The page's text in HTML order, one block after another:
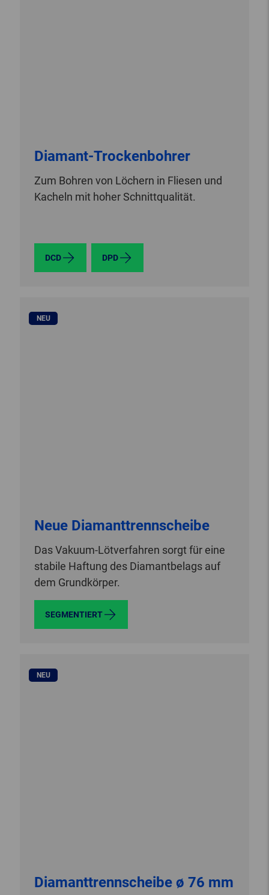
Diamant-Trockenbohrer
Zum Bohren von Löchern in Fliesen und
Kacheln mit hoher Schnittqualität.
DCD DPD
NEU
Neue Diamanttrennscheibe
Das Vakuum-Lötverfahren sorgt für eine
stabile Haftung des Diamantbelags auf
dem Grundkörper.
SEGMENTIERT
NEU
Diamanttrennscheibe ø 76 mm